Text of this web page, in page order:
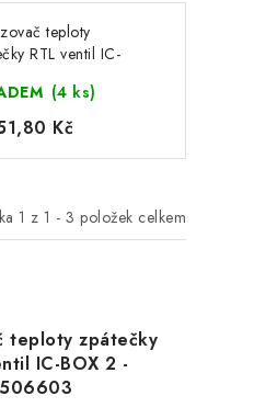
teploty
RTL ventil IC-
(4 ks)
Kč
1 z 1 - 3 položek celkem
teploty zpátečky
IC-BOX 2 -
506603